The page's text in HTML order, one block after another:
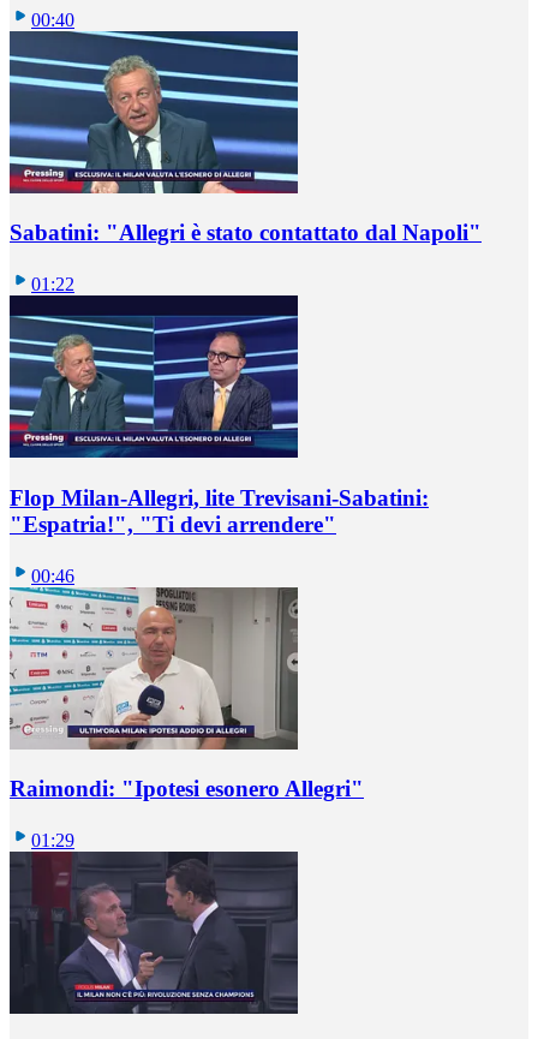
00:40
Sabatini: "Allegri è stato contattato dal Napoli"
01:22
Flop Milan-Allegri, lite Trevisani-Sabatini:
"Espatria!", "Ti devi arrendere"
00:46
Raimondi: "Ipotesi esonero Allegri"
01:29